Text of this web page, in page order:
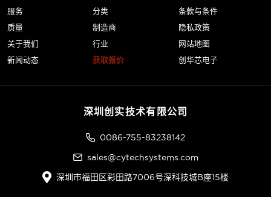
服务
质量
关于我们
新闻动态
分类
制造商
行业
获取报价
条款与条件
隐私政策
网站地图
创华芯电子
深圳创实技术有限公司
0086-755-83238142
sales@cytechsystems.com
深圳市福田区彩田路7006号深科技城B座15楼